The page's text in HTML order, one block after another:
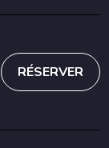
RÉSERVER